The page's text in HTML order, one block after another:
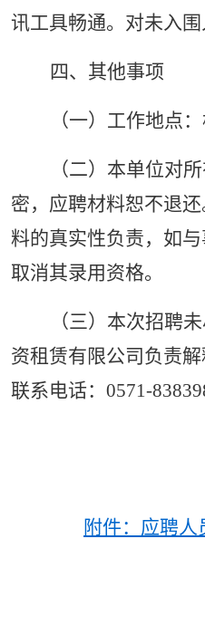
讯工具畅通。对未入围
四、其他事项
（一）工作地点：
（二）本单位对
密，应聘材料恕不退
料的真实性负责，如
取消其录用资格。
（三）本次招聘
资租赁有限公司负责解
联系电话： 0571-
附件：应聘人